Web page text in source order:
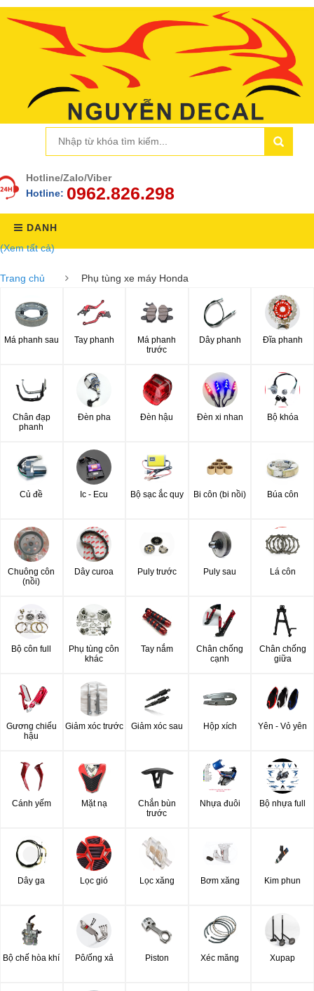
Hotline/Zalo/Viber
Hotline: 0962.826.298
DANH
(Xem tất cả)
Trang chủ Phụ tùng xe máy Honda
Má phanh sau Tay phanh
Má phanh
trước
Dây phanh Đĩa phanh
Chân đạp
phanh
Đèn pha Đèn hậu Đèn xi nhan Bộ khóa
Củ đề Ic - Ecu Bộ sạc ắc quy Bi côn (bi nồi) Búa côn
Chuông côn
(nồi)
Dây curoa Puly trước Puly sau Lá côn
Bộ côn full
Phụ tùng côn
khác
Tay nắm
Chân chống
cạnh
Chân chống
giữa
Gương chiếu
hậu
Giảm xóc trước Giảm xóc sau Hộp xích Yên - Vỏ yên
Cánh yếm Mặt nạ
Chắn bùn
trước
Nhựa đuôi Bộ nhựa full
Dây ga Lọc gió Lọc xăng Bơm xăng Kim phun
Bộ chế hòa khí Pô/ống xả Piston Xéc măng Xupap